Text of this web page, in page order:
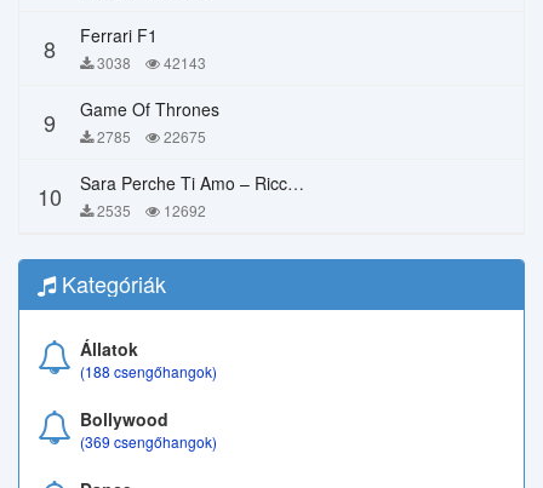
8 Ferrari F1
3038 42143
9 Game Of Thrones
2785 22675
10 Sara Perche Ti Amo – Ricchi E Poveri
2535 12692
Kategóriák
Állatok
(188 csengőhangok)
Bollywood
(369 csengőhangok)